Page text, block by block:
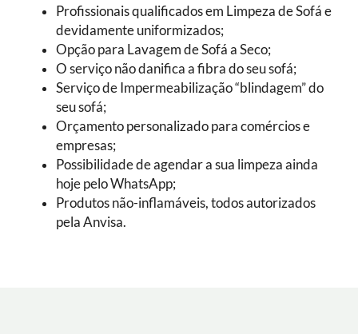
Profissionais qualificados em Limpeza de Sofá e
devidamente uniformizados;
Opção para Lavagem de Sofá a Seco;
O serviço não danifica a fibra do seu sofá;
Serviço de Impermeabilização “blindagem” do
seu sofá;
Orçamento personalizado para comércios e
empresas;
Possibilidade de agendar a sua limpeza ainda
hoje pelo WhatsApp;
Produtos não-inflamáveis, todos autorizados
pela Anvisa.